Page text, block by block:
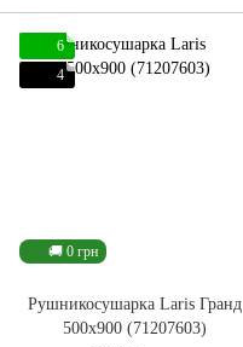
🚚 0 грн
6
4
Рушникосушарка Laris Гранд
500x900 (71207603)